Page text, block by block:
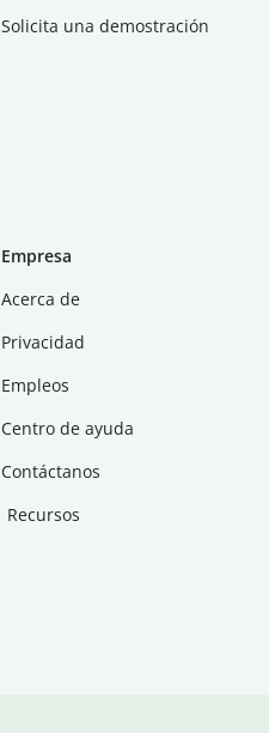
Solicita una demostración
Empresa
Acerca de
Privacidad
Empleos
Centro de ayuda
Contáctanos
Recursos